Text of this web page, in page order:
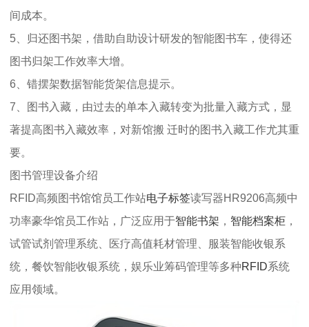
间成本。
5、归还图书架，借助自助设计研发的智能图书车，使得还
图书归架工作效率大增。
6、错摆架数据智能货架信息提示。
7、图书入藏，由过去的单本入藏转变为批量入藏方式，显
著提高图书入藏效率，对新馆搬 迁时的图书入藏工作尤其重
要。
图书管理设备介绍
RFID高频图书馆馆员工作站电子标签读写器HR9206高频中
功率豪华馆员工作站，广泛应用于智能书架 ， 智能档案柜 ，
试管试剂管理系统、医疗高值耗材管理、服装智能收银系
统，餐饮智能收银系统，娱乐业筹码管理等多种RFID系统
应用领域。